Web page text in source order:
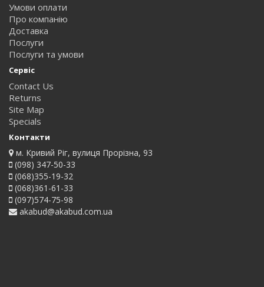
Умови оплати
Про компанію
Доставка
Послуги
Послуги та умови
Сервіс
Contact Us
Returns
Site Map
Specials
Контакти
м. Кривий Ріг, вулиця Прорізна, 93
(098) 347-50-33
(068)355-19-32
(068)361-61-33
(097)574-75-98
akabud@akabud.com.ua